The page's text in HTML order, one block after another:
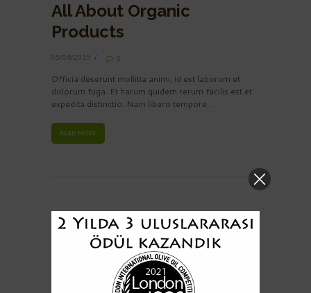
All About Organic
Products
05/08/2015 0
Officia deserunt mollitia animi, id est laborum et
dolorum fuga. Et harum quidem rerum facilis est et
expedita distinctio. Nam libero tempore…
READ MORE
The Love of God’s Power
0
Sed ut perspiciatis, unde omnis iste natus error sit
voluptatem accusantium doloremque laudantium,